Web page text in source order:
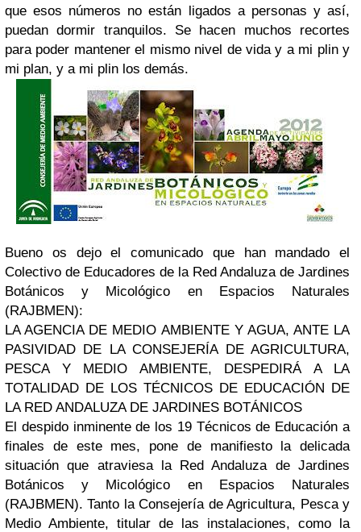
que esos números no están ligados a personas y así,
puedan dormir tranquilos. Se hacen muchos recortes
para poder mantener el mismo nivel de vida y a mi plin y
mi plan, y a mi plin los demás.
Bueno os dejo el comunicado que han mandado el
Colectivo de Educadores de la Red Andaluza de Jardines
Botánicos y Micológico en Espacios Naturales
(RAJBMEN):
LA AGENCIA DE MEDIO AMBIENTE Y AGUA, ANTE LA
PASIVIDAD DE LA CONSEJERÍA DE AGRICULTURA,
PESCA Y MEDIO AMBIENTE, DESPEDIRÁ A LA
TOTALIDAD DE LOS TÉCNICOS DE EDUCACIÓN DE
LA RED ANDALUZA DE JARDINES BOTÁNICOS
El despido inminente de los 19 Técnicos de Educación a
finales de este mes, pone de manifiesto la delicada
situación que atraviesa la Red Andaluza de Jardines
Botánicos y Micológico en Espacios Naturales
(RAJBMEN). Tanto la Consejería de Agricultura, Pesca y
Medio Ambiente, titular de las instalaciones, como la